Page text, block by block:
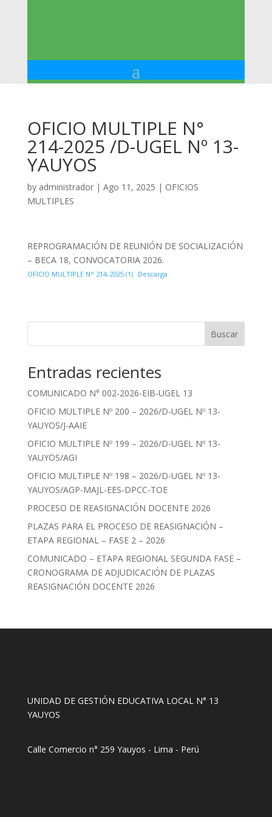
OFICIO MULTIPLE N°
214-2025 /D-UGEL Nº 13-
YAUYOS
by administrador| Ago 11, 2025 | OFICIOS
MULTIPLES
REPROGRAMACIÓN DE REUNIÓN DE SOCIALIZACIÓN
– BECA 18, CONVOCATORIA 2026.
OFICIO MULTIPLE N° 214-2025 (1) Descarga
Buscar
Entradas recientes
COMUNICADO N° 002-2026-EIB-UGEL 13
OFICIO MULTIPLE Nº 200 – 2026/D-UGEL Nº 13-
YAUYOS/J-AAIE
OFICIO MULTIPLE Nº 199 – 2026/D-UGEL Nº 13-
YAUYOS/AGI
OFICIO MULTIPLE Nº 198 – 2026/D-UGEL Nº 13-
YAUYOS/AGP-MAJL-EES-DPCC-TOE
PROCESO DE REASIGNACIÓN DOCENTE 2026
PLAZAS PARA EL PROCESO DE REASIGNACIÓN –
ETAPA REGIONAL – FASE 2 – 2026
COMUNICADO – ETAPA REGIONAL SEGUNDA FASE –
CRONOGRAMA DE ADJUDICACIÓN DE PLAZAS
REASIGNACIÓN DOCENTE 2026
UNIDAD DE GESTIÓN EDUCATIVA LOCAL N° 13
YAUYOS
Calle Comercio n° 259 Yauyos - Lima - Perú